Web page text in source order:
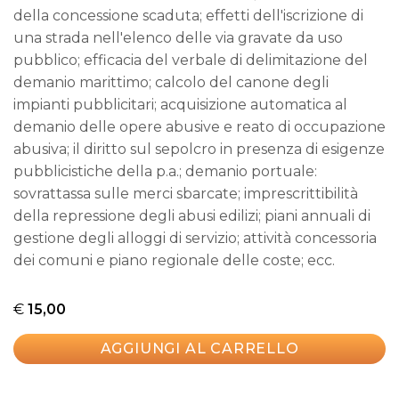
della concessione scaduta; effetti dell'iscrizione di
una strada nell'elenco delle via gravate da uso
pubblico; efficacia del verbale di delimitazione del
demanio marittimo; calcolo del canone degli
impianti pubblicitari; acquisizione automatica al
demanio delle opere abusive e reato di occupazione
abusiva; il diritto sul sepolcro in presenza di esigenze
pubblicistiche della p.a.; demanio portuale:
sovrattassa sulle merci sbarcate; imprescrittibilità
della repressione degli abusi edilizi; piani annuali di
gestione degli alloggi di servizio; attività concessoria
dei comuni e piano regionale delle coste; ecc.
€ 15,00
AGGIUNGI AL CARRELLO